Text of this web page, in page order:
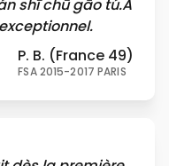
shī chū gāo tú.A
P. B. (France 49)
FSA 2015-2017 PARIS